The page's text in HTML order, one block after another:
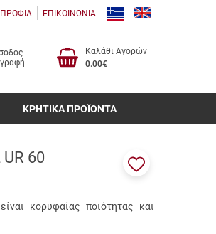
ΠΡΟΦΙΛ ΕΠΙΚΟΙΝΩΝΙΑ
-
Καλάθι Αγορών
0.00€
ΚΡΗΤΙΚΑ ΠΡΟΪΟΝΤΑ
60
κορυφαίας ποιότητας καιαγαπημένα